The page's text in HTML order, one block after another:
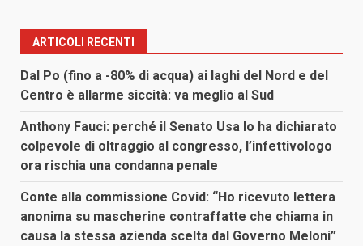
ARTICOLI RECENTI
Dal Po (fino a -80% di acqua) ai laghi del Nord e del
Centro è allarme siccità: va meglio al Sud
Anthony Fauci: perché il Senato Usa lo ha dichiarato
colpevole di oltraggio al congresso, l’infettivologo
ora rischia una condanna penale
Conte alla commissione Covid: “Ho ricevuto lettera
anonima su mascherine contraffatte che chiama in
causa la stessa azienda scelta dal Governo Meloni”